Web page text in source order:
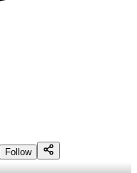
Follow